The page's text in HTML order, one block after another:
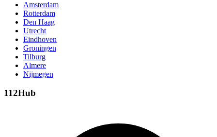
Amsterdam
Rotterdam
Den Haag
Utrecht
Eindhoven
Groningen
Tilburg
Almere
Nijmegen
112Hub